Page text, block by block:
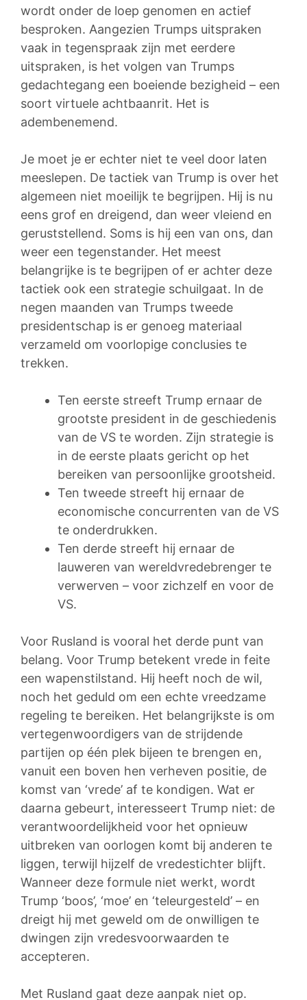
wordt onder de loep genomen en actief
besproken. Aangezien Trumps uitspraken
vaak in tegenspraak zijn met eerdere
uitspraken, is het volgen van Trumps
gedachtegang een boeiende bezigheid – een
soort virtuele achtbaanrit. Het is
adembenemend.
Je moet je er echter niet te veel door laten
meeslepen. De tactiek van Trump is over het
algemeen niet moeilijk te begrijpen. Hij is nu
eens grof en dreigend, dan weer vleiend en
geruststellend. Soms is hij een van ons, dan
weer een tegenstander. Het meest
belangrijke is te begrijpen of er achter deze
tactiek ook een strategie schuilgaat. In de
negen maanden van Trumps tweede
presidentschap is er genoeg materiaal
verzameld om voorlopige conclusies te
trekken.
Ten eerste streeft Trump ernaar de
grootste president in de geschiedenis
van de VS te worden. Zijn strategie is
in de eerste plaats gericht op het
bereiken van persoonlijke grootsheid.
Ten tweede streeft hij ernaar de
economische concurrenten van de VS
te onderdrukken.
Ten derde streeft hij ernaar de
lauweren van wereldvredebrenger te
verwerven – voor zichzelf en voor de
VS.
Voor Rusland is vooral het derde punt van
belang. Voor Trump betekent vrede in feite
een wapenstilstand. Hij heeft noch de wil,
noch het geduld om een echte vreedzame
regeling te bereiken. Het belangrijkste is om
vertegenwoordigers van de strijdende
partijen op één plek bijeen te brengen en,
vanuit een boven hen verheven positie, de
komst van ‘vrede’ af te kondigen. Wat er
daarna gebeurt, interesseert Trump niet: de
verantwoordelijkheid voor het opnieuw
uitbreken van oorlogen komt bij anderen te
liggen, terwijl hijzelf de vredestichter blijft.
Wanneer deze formule niet werkt, wordt
Trump ‘boos’, ‘moe’ en ‘teleurgesteld’ – en
dreigt hij met geweld om de onwilligen te
dwingen zijn vredesvoorwaarden te
accepteren.
Met Rusland gaat deze aanpak niet op.